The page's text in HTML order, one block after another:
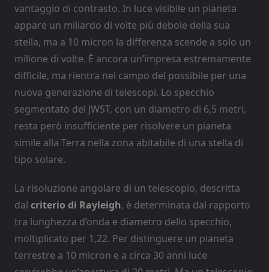
vantaggio di contrasto. In luce visibile un pianeta
appare un miliardo di volte più debole della sua
stella, ma a 10 micron la differenza scende a solo un
milione di volte. È ancora un’impresa estremamente
difficile, ma rientra nel campo del possibile per una
nuova generazione di telescopi. Lo specchio
segmentato del JWST, con un diametro di 6,5 metri,
resta però insufficiente per risolvere un pianeta
simile alla Terra nella zona abitabile di una stella di
tipo solare.
La risoluzione angolare di un telescopio, descritta
dal criterio di Rayleigh, è determinata dal rapporto
tra lunghezza d’onda e diametro dello specchio,
moltiplicato per 1,22. Per distinguere un pianeta
terrestre a 10 micron e a circa 30 anni luce